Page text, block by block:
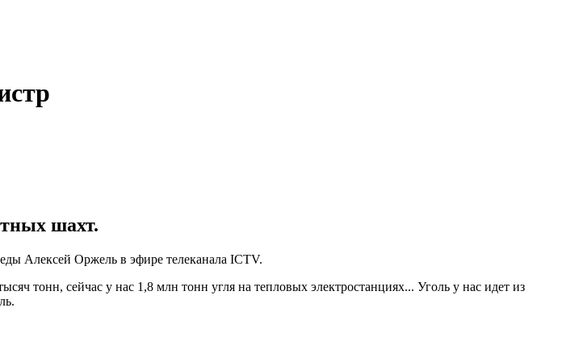
шахт.
Алексей Оржель в эфире телеканала ICTV.
тонн, сейчас у нас 1,8 млн тонн угля на тепловых электростанциях... Уголь у нас идет из